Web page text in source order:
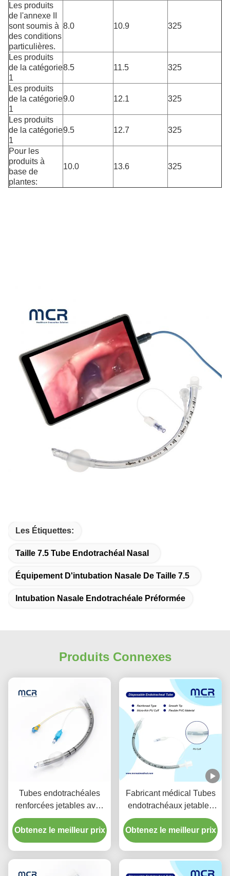
Les produits
de l'annexe II
sont soumis à
des conditions
particulières.
8.0 10.9 325
Les produits
de la catégorie
1
8.5 11.5 325
Les produits
de la catégorie
1
9.0 12.1 325
Les produits
de la catégorie
1
9.5 12.7 325
Pour les
produits à
base de
plantes:
10.0 13.6 325
Les Étiquettes:
Taille 7.5 Tube Endotrachéal Nasal
Équipement D'intubation Nasale De Taille 7.5
Intubation Nasale Endotrachéale Préformée
Produits Connexes
Tubes endotrachéales
renforcées jetables avec
port d'aspiration pour la
prévention de la VAP
Obtenez le meilleur prix
Fabricant médical Tubes
endotrachéaux jetables
renforcés sans DEHP
Obtenez le meilleur prix